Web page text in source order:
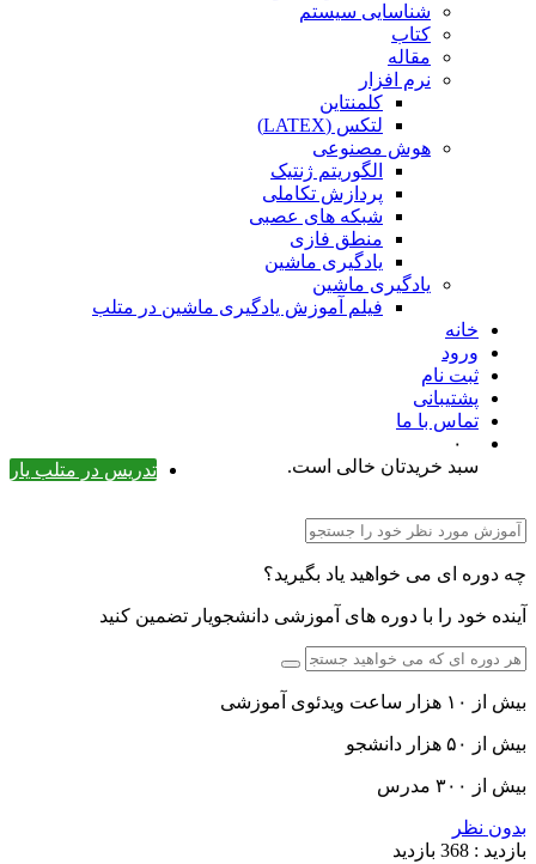
شناسایی سیستم
کتاب
مقاله
نرم افزار
کلمنتاین
لتکس (LATEX)
هوش مصنوعی
الگوریتم ژنتیک
پردازش تکاملی
شبکه های عصبی
منطق فازی
یادگیری ماشین
یادگیری ماشین
فیلم آموزش یادگیری ماشین در متلب
خانه
ورود
ثبت نام
پشتیبانی
تماس با ما
۰
تدریس در متلب یار
سبد خریدتان خالی است.
چه دوره ای می خواهید یاد بگیرید؟
آینده خود را با دوره های آموزشی دانشجویار تضمین کنید
بیش از ۱۰ هزار ساعت ویدئوی آموزشی
بیش از ۵۰ هزار دانشجو
بیش از ۳۰۰ مدرس
بدون نظر
بازدید : 368 بازدید